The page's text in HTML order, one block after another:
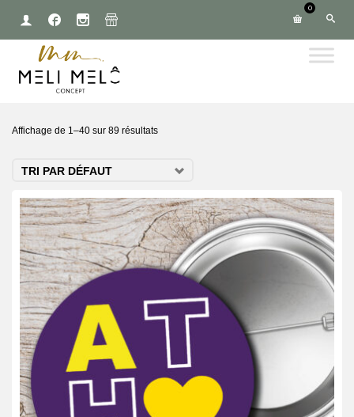
0
Affichage de 1–40 sur 89 résultats
TRI PAR DÉFAUT